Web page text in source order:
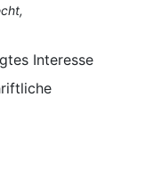
Interesse